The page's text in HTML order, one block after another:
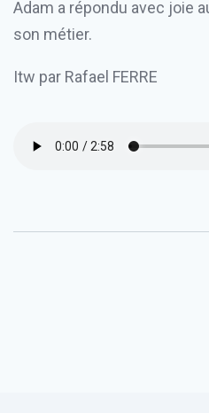
Adam a répondu avec joie
son métier.
Itw par Rafael FERRE